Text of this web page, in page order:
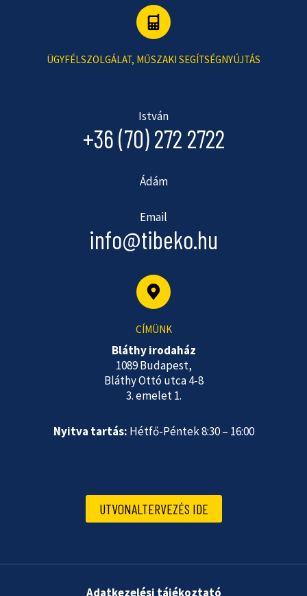
ÜGYFÉLSZOLGÁLAT, MŰSZAKI SEGÍTSÉGNYÚJTÁS
István
+36 (70) 272 2722
Ádám
Email
info@tibeko.hu
CÍMÜNK
Bláthy irodaház
1089 Budapest,
Bláthy Ottó utca 4-8
3. emelet 1.
Nyitva tartás: Hétfő-Péntek 8:30 – 16:00
UTVONALTERVEZÉS IDE
Adatkezelési tájékoztató